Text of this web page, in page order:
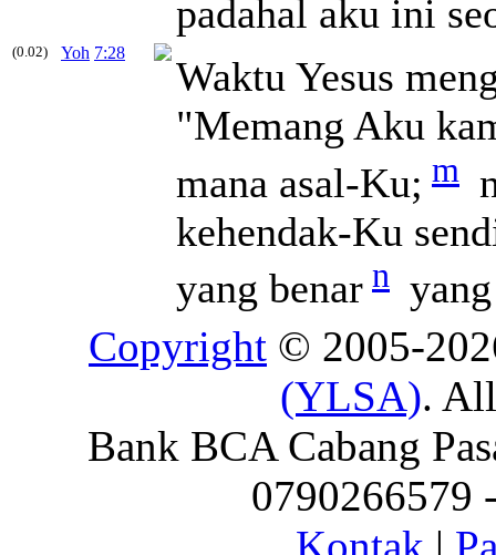
padahal aku ini
(0.02) Yoh 7:28
Waktu Yesus
"Memang Aku
mana asal-Ku; m
kehendak-Ku
yang benar n
Copyright © 2005-
(YLSA).
Bank BCA Cabang
0790266579